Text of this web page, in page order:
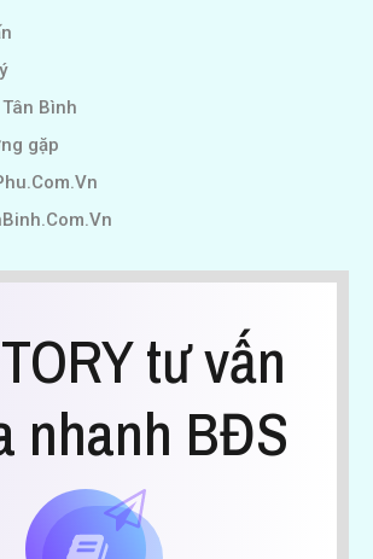
Bình
gặp
tư vấn
nhanh BĐS